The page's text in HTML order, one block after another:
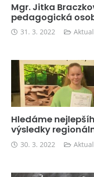
Mgr. Jitka
pedagogická
31. 3. 2022
Hledáme
výsledky
30. 3. 2022